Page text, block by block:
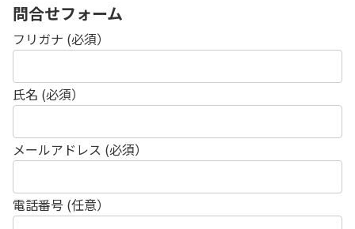
問合せフォーム
フリガナ (必須）
氏名 (必須）
メールアドレス (必須）
電話番号 (任意）